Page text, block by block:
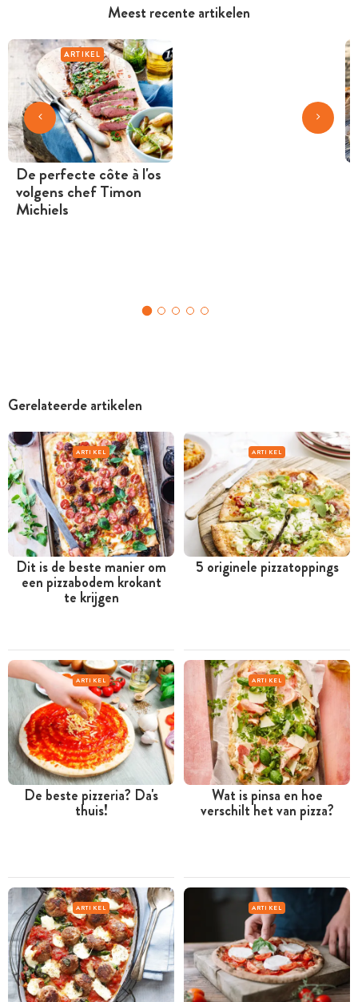
Meest recente artikelen
ARTIKEL
De perfecte côte à l'os
volgens chef Timon
Michiels
Gerelateerde artikelen
ARTIKEL
Dit is de beste manier om
een pizzabodem krokant
te krijgen
ARTIKEL
5 originele pizzatoppings
ARTIKEL
De beste pizzeria? Da's
thuis!
ARTIKEL
Wat is pinsa en hoe
verschilt het van pizza?
ARTIKEL ARTIKEL